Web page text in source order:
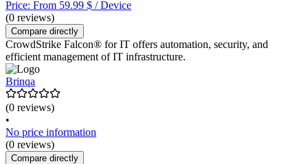
Price: From 59.99 $ / Device
(0 reviews)
Compare directly
CrowdStrike Falcon® for IT offers automation, security, and
efficient management of IT infrastructure.
Brinqa
(0 reviews)
•
No price information
(0 reviews)
Compare directly